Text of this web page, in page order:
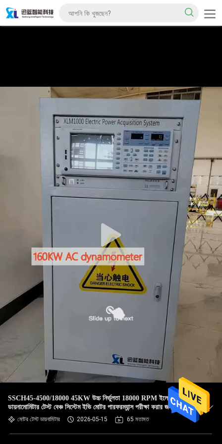
SSCH45-4500/18000 45KW উচ্চ নির্ভুলতা 18000 RPM ইলেকট্রিক
ডায়নামোমিটার টেস্ট বেঞ্চ সিস্টেম ইভি মোটর পারফরম্যান্স পরীক্ষা করার জন্য
মোটর টেস্ট ডায়নামিটার 2026-05-15 65 মতামত